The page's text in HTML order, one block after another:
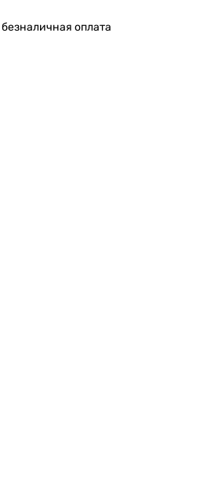
оплата